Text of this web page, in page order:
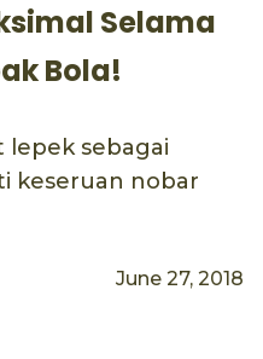
Selama
Bola!
lepek sebagai
keseruan nobar
June 27, 2018